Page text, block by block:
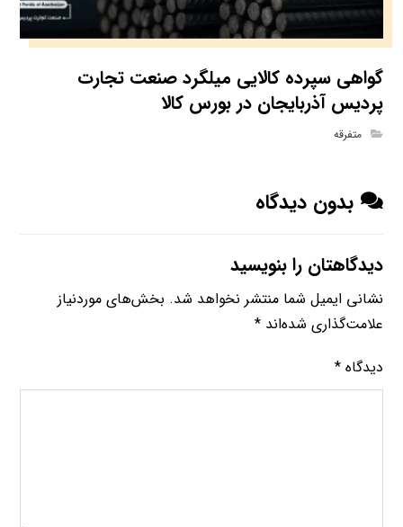
گواهی سپرده کالایی میلگرد صنعت تجارت
پردیس آذربایجان در بورس کالا
متفرقه
بدون دیدگاه
دیدگاهتان را بنویسید
نشانی ایمیل شما منتشر نخواهد شد. بخش‌های موردنیاز
علامت‌گذاری شده‌اند*
دیدگاه*